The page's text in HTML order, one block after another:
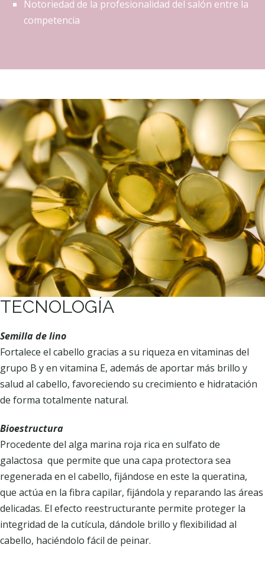
Notoriedad de la profesionalidad del salón entre la
competencia
TECNOLOGÍA
Semilla de lino
Fortalece el cabello gracias a su riqueza en vitaminas del
grupo B y en vitamina E, además de aportar más brillo y
salud al cabello, favoreciendo su crecimiento e hidratación
de forma totalmente natural.
Bioestructura
Procedente del alga marina roja rica en sulfato de
galactosa que permite que una capa protectora sea
regenerada en el cabello, fijándose en este la queratina,
que actúa en la fibra capilar, fijándola y reparando las áreas
delicadas. El efecto reestructurante permite proteger la
integridad de la cutícula, dándole brillo y flexibilidad al
cabello, haciéndolo fácil de peinar.